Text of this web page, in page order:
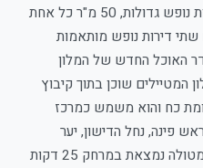
ו-10 דירות נופש. מתוכן שתי דירות נופש גדולות, 50 מ"ר כל אחת
שתי דירות נופש מותאמות
האוכל החדש של המלון
שוכן בתוך קיבוץ
לצומת כח והוא משמש כמרכז
פינה, נחל הדישון, יער
בירייה, צוק מנרה,יער ברעם ועוד. מטולה נמצאת במרחק 25 דקות